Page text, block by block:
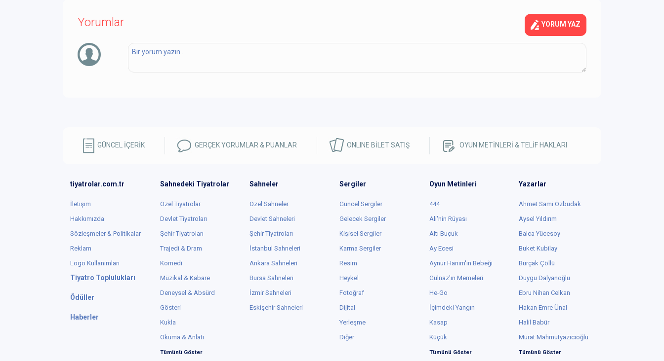
Yorumlar YORUM YAZ
GÜNCEL İÇERİK GERÇEK YORUMLAR & PUANLAR ONLINE BİLET SATIŞ OYUN METİNLERİ & TELİF HAKLARI
tiyatrolar.com.tr
İletişim
Hakkımızda
Sözleşmeler & Politikalar
Reklam
Logo Kullanımları
Tiyatro Toplulukları
Ödüller
Haberler
Sahnedeki Tiyatrolar
Özel Tiyatrolar
Devlet Tiyatroları
Şehir Tiyatroları
Trajedi & Dram
Komedi
Müzikal & Kabare
Deneysel & Absürd
Gösteri
Kukla
Okuma & Anlatı
Tümünü Göster
Sahneler
Özel Sahneler
Devlet Sahneleri
Şehir Tiyatroları
İstanbul Sahneleri
Ankara Sahneleri
Bursa Sahneleri
İzmir Sahneleri
Eskişehir Sahneleri
Sergiler
Güncel Sergiler
Gelecek Sergiler
Kişisel Sergiler
Karma Sergiler
Resim
Heykel
Fotoğraf
Dijital
Yerleşme
Diğer
Oyun Metinleri
444
Ali'nin Rüyası
Altı Buçuk
Ay Ecesi
Aynur Hanım'ın Bebeği
Gülnaz'ın Memeleri
He-Go
İçimdeki Yangın
Kasap
Küçük
Tümünü Göster
Yazarlar
Ahmet Sami Özbudak
Aysel Yıldırım
Balca Yücesoy
Buket Kubilay
Burçak Çöllü
Duygu Dalyanoğlu
Ebru Nihan Celkan
Hakan Emre Ünal
Halil Babür
Murat Mahmutyazıcıoğlu
Tümünü Göster